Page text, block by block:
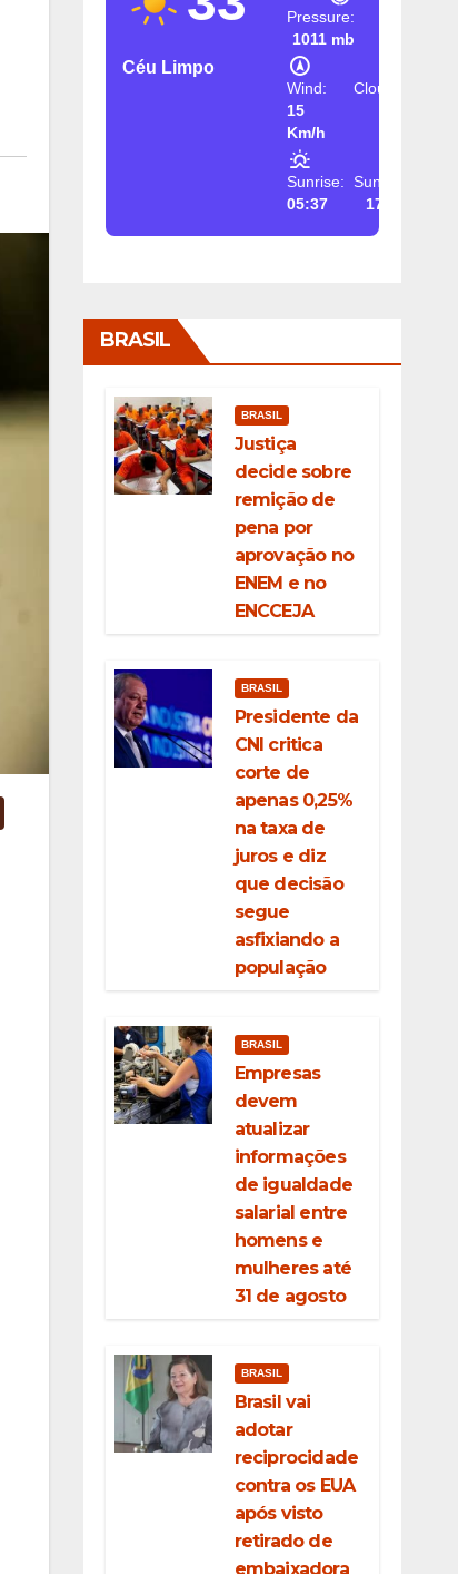
Céu Limpo
Pressure:
1011 mb
Wind:
15
Km/h
Clouds:
Sunrise:
05:37
Sunset:
17:26
BRASIL
BRASIL
Justiça
decide sobre
remição de
pena por
aprovação no
ENEM e no
ENCCEJA
BRASIL
Presidente da
CNI critica
corte de
apenas 0,25%
na taxa de
juros e diz
que decisão
segue
asfixiando a
população
BRASIL
Empresas
devem
atualizar
informações
de igualdade
salarial entre
homens e
mulheres até
31 de agosto
BRASIL
Brasil vai
adotar
reciprocidade
contra os EUA
após visto
retirado de
embaixadora